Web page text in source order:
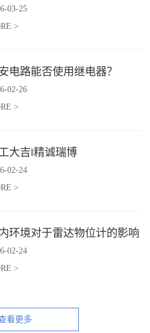
-03-25
>
电路能否使用继电器？
-02-26
>
大吉‖精诚瑞博
-02-24
>
环境对于雷达物位计的影响
-02-24
>
看更多